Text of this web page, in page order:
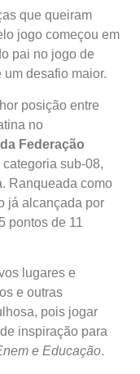
que queiram
jogo começou em
pai no jogo de
desafio maior.
posição entre
no
Federação
categoria sub-08,
Ranqueada como
já alcançada por
pontos de 11
lugares e
e outras
pois jogar
inspiração para
e Educação.